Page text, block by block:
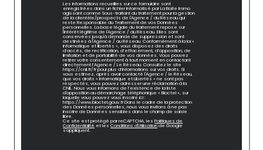
Les informations recueillies sur ce formulaire sont
enregistrées dans un fichier informatisé par La Boite Immo
agissant comme Sous-traitant du traitement pour la gestion
de la clientèle/prospects de l'Agence / du Réseau qui
reste Responsable du Traitement de vos Données
personnelles. La base légale du traitement repose sur
l'intérêt légitime de l'Agence / du Réseau. Elles sont
conservées jusqu'à demande de suppression et sont
destinées à l'Agence / au Réseau. Conformément à la loi «
informatique et libertés », vous disposez des droits
d’accès, de rectification, d’effacement, d’opposition, de
limitation et de portabilité de vos données. Vous pouvez
retirer votre consentement à tout moment en contactant
directement l’Agence / Le Réseau. Consultez le site
https://cnil.fr/fr pour plus d’informations sur vos droits. Si
vous estimez, après avoir contacté l'Agence / le Réseau,
que vos droits « Informatique et Libertés » ne sont pas
respectés, vous pouvez adresser une réclamation à la
CNIL. Nous vous informons de l’existence de la liste
d'opposition au démarchage téléphonique « Bloctel », sur
laquelle vous pouvez vous inscrire ici :
https://www.bloctel.gouv.fr Dans le cadre de la protection
des Données personnelles, nous vous invitons à ne pas
inscrire de Données sensibles dans le champ de saisie
libre.
Ce site est protégé par reCAPTCHA, lesPolitiques de
Confidentialité et lesConditions d'Utilisationde Google
s'appliquent.